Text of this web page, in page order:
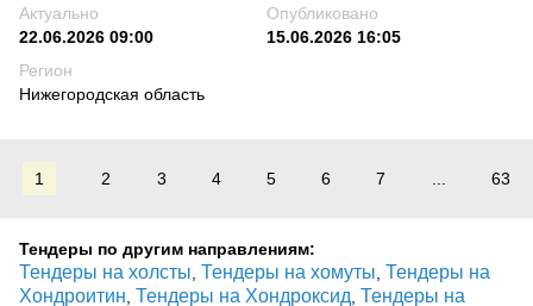
Актуально
22.06.2026 09:00
Опубликовано
15.06.2026 16:05
Регион
Нижегородская область
1 2 3 4 5 6 7 63
Тендеры по другим направлениям:
Тендеры на холсты Тендеры на хомуты Тендеры на
Хондроитин Тендеры на Хондроксид Тендеры на